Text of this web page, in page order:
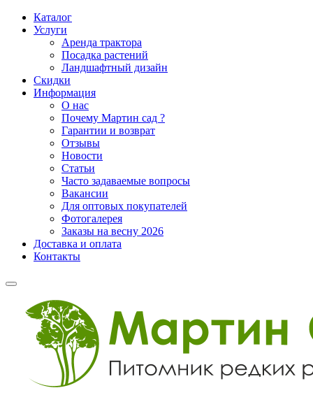
Каталог
Услуги
Аренда трактора
Посадка растений
Ландшафтный дизайн
Скидки
Информация
О нас
Почему Мартин сад ?
Гарантии и возврат
Отзывы
Новости
Статьи
Часто задаваемые вопросы
Вакансии
Для оптовых покупателей
Фотогалерея
Заказы на весну 2026
Доставка и оплата
Контакты